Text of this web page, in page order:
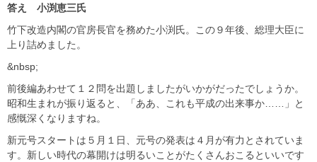
答え 小渕恵三氏
竹下改造内閣の官房長官を務めた小渕氏。この９年後、総理大臣に
上り詰めました。
&nbsp;
前後編あわせて１２問を出題しましたがいかがだったでしょうか。
昭和生まれが振り返ると、「ああ、これも平成の出来事か……」と
感慨深くなりますね。
新元号スタートは５月１日、元号の発表は４月が有力とされていま
す。新しい時代の幕開けは明るいことがたくさんおこるといいです